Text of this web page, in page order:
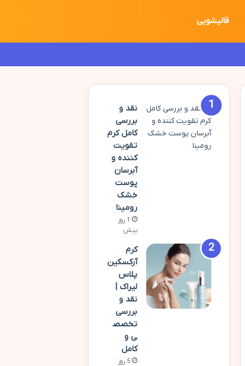
قالیشویی
نقد و
بررسی
کامل کرم
تقویت
کننده و
آبرسان
پوست
خشک
رومینا
1 روز
پیش
کرم
آرکسکین
پلاس
لیراک |
نقد و
بررسی
تخصص
ی و
کامل
5 روز